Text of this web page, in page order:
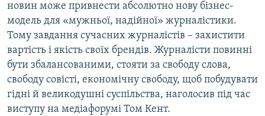
новин може привнести абсолютно нову бізнес-
модель для «мужньої, надійної» журналістики.
Тому завдання сучасних журналістів – захистити
вартість і якість своїх брендів. Журналісти повинні
бути збалансованими, стояти за свободу слова,
свободу совісті, економічну свободу, щоб побудувати
гідні й великодушні суспільства, наголосив під час
виступу на медіафорумі Том Кент.